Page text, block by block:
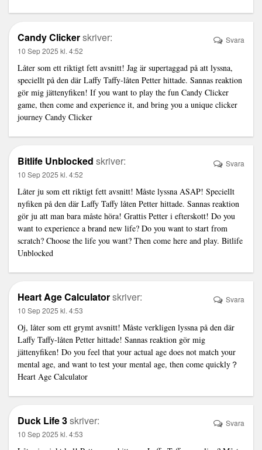
Candy Clickerskriver:
10 Sep 2025 kl. 4:52
Låter som ett riktigt fett avsnitt! Jag är supertaggad på att lyssna,
speciellt på den där Laffy Taffy-låten Petter hittade. Sannas reaktion
gör mig jättenyfiken! If you want to play the fun Candy Clicker
game, then come and experience it, and bring you a unique clicker
journey Candy Clicker
Svara
Bitlife Unblocked skriver:
10 Sep 2025 kl. 4:52
Låter ju som ett riktigt fett avsnitt! Måste lyssna ASAP! Speciellt
nyfiken på den där Laffy Taffy låten Petter hittade. Sannas reaktion
gör ju att man bara måste höra! Grattis Petter i efterskott! Do you
want to experience a brand new life? Do you want to start from
scratch? Choose the life you want? Then come here and play. Bitlife
Unblocked
Svara
Heart Age Calculatorskriver:
10 Sep 2025 kl. 4:53
Oj, låter som ett grymt avsnitt! Måste verkligen lyssna på den där
Laffy Taffy-låten Petter hittade! Sannas reaktion gör mig
jättenyfiken! Do you feel that your actual age does not match your
mental age, and want to test your mental age, then come quickly？
Heart Age Calculator
Svara
Duck Life 3skriver:
10 Sep 2025 kl. 4:53
Svara